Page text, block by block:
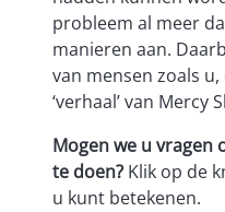
probleem al meer
manieren aan.
van mensen zoals u,
‘verhaal’ van Mercy
Mogen we u vragen
te doen? Klik op de
u kunt betekenen.